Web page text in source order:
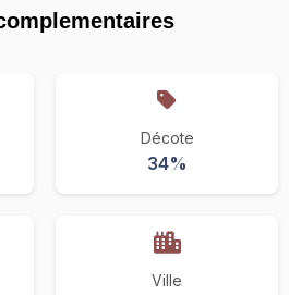
Décote
34%
Ville